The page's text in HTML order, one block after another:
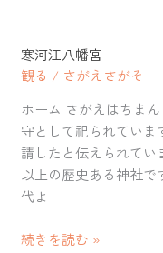
寒河江八幡宮
観る / さがえさがそ
ホーム さがえはちま
守として祀られてい
請したと伝えられてい
以上の歴史ある神社
代よ
寒
河
八
幡
宮
続きを読む »